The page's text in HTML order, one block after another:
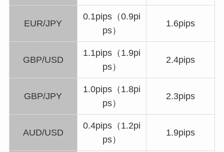
EUR/JPY
0.1pips（0.9pi
ps）
1.6pips
GBP/USD
1.1pips（1.9pi
ps）
2.4pips
GBP/JPY
1.0pips（1.8pi
ps）
2.3pips
AUD/USD
0.4pips（1.2pi
ps）
1.9pips